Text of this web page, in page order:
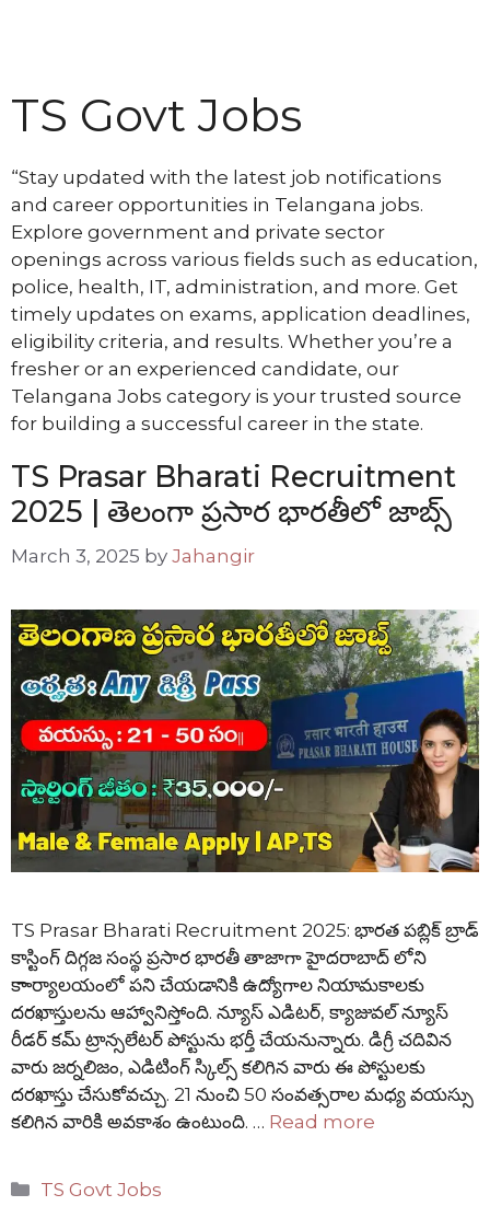
TS Govt Jobs
“Stay updated with the latest job notifications
and career opportunities in Telangana jobs.
Explore government and private sector
openings across various fields such as education,
police, health, IT, administration, and more. Get
timely updates on exams, application deadlines,
eligibility criteria, and results. Whether you’re a
fresher or an experienced candidate, our
Telangana Jobs category is your trusted source
for building a successful career in the state.
TS Prasar Bharati Recruitment
2025 | తెలంగా ప్రసార భారతీలో జాబ్స్
March 3, 2025 by Jahangir
TS Prasar Bharati Recruitment 2025: భారత పబ్లిక్ బ్రాడ్
కాస్టింగ్ దిగ్గజ సంస్థ ప్రసార భారతీ తాజాగా హైదరాబాద్ లోని
కాార్యాలయంలో పని చేయడానికి ఉద్యోగాల నియామకాలకు
దరఖాస్తులను ఆహ్వానిస్తోంది. న్యూస్ ఎడిటర్, క్యాజువల్ న్యూస్
రీడర్ కమ్ ట్రాన్సలేటర్ పోస్టును భర్తీ చేయనున్నారు. డిగ్రీ చదివిన
వారు జర్నలిజం, ఎడిటింగ్ స్కిల్స్ కలిగిన వారు ఈ పోస్టులకు
దరఖాస్తు చేసుకోవచ్చు. 21 నుంచి 50 సంవత్సరాల మధ్య వయస్సు
కలిగిన వారికి అవకాశం ఉంటుంది. … Read more
Categories
TS Govt Jobs